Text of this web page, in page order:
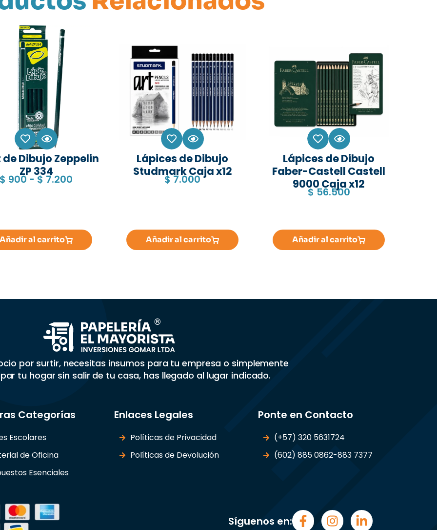
de Dibujo Zeppelin
ZP 334
$ 900 - $7.200
Añadir al carrito
Lápices de Dibujo
Studmark Caja x12
$7.000
Añadir al carrito
Lápices de Dibujo
Faber-Castell Castell
9000 Caja x12
$56.500
Añadir al carrito
por surtir, necesitas insumos para tu empresa o simplemente
tu hogar sin salir de tu casa, has llegado al lugar indicado.
Categorías
Escolares
de Oficina
Esenciales
Enlaces Legales
Políticas de Privacidad
Políticas de Devolución
Ponte en Contacto
(+57) 320 5631724
(602) 885 0862-883 7377
Síguenos en: